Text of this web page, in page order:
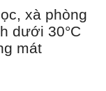
xà phòng
dưới 30°C
mát